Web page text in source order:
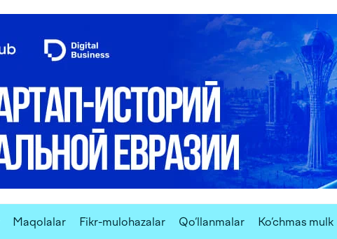
Maqolalar Fikr-mulohazalar Qo‘llanmalar Ko‘chmas mulk